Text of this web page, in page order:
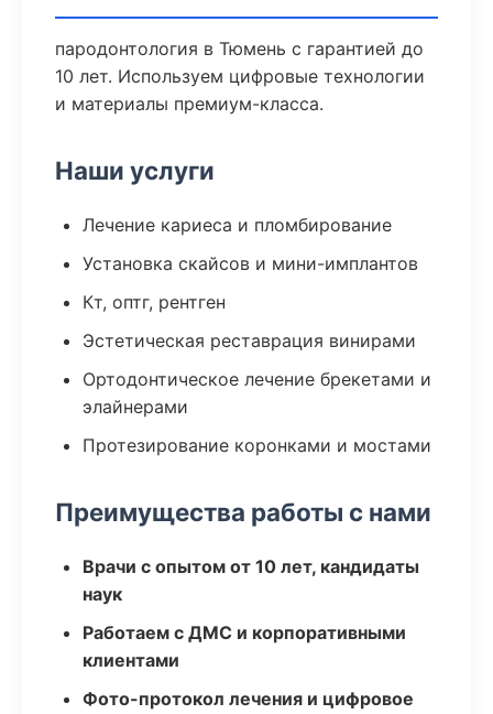
пародонтология в Тюмень с гарантией до
10 лет. Используем цифровые технологии
и материалы премиум-класса.
Наши услуги
Лечение кариеса и пломбирование
Установка скайсов и мини-имплантов
Кт, оптг, рентген
Эстетическая реставрация винирами
Ортодонтическое лечение брекетами и
элайнерами
Протезирование коронками и мостами
Преимущества работы с нами
Врачи с опытом от 10 лет, кандидаты
наук
Работаем с ДМС и корпоративными
клиентами
Фото-протокол лечения и цифровое